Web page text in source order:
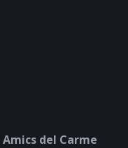
Amics del Carme